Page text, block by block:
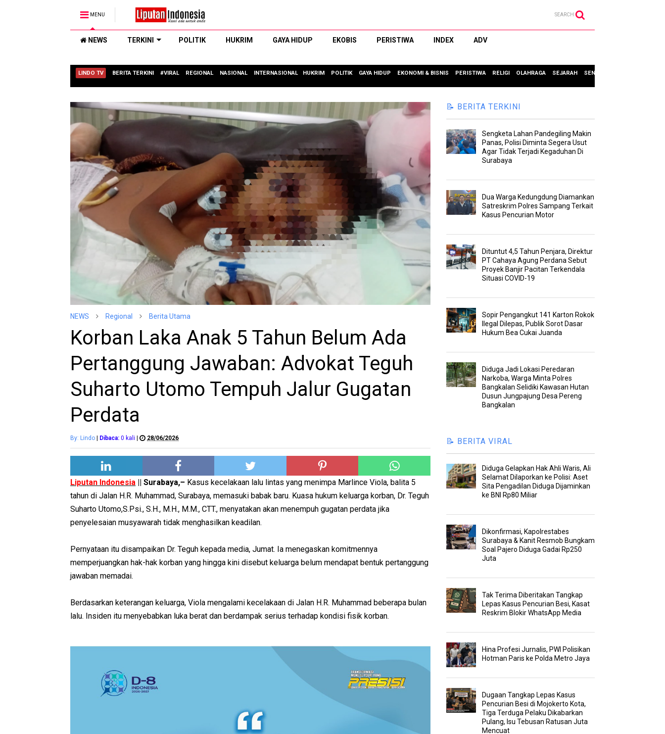
MENU SEARCH
NEWS TERKINI POLITIK HUKRIM GAYA HIDUP EKOBIS PERISTIWA INDEX ADV
LINDO TV BERITA TERKINI #VIRAL REGIONAL NASIONAL INTERNASIONAL HUKRIM POLITIK GAYA HIDUP EKONOMI & BISNIS PERISTIWA RELIGI OLAHRAGA SEJARAH SENI & BUDAYA
NEWS Regional Berita Utama
Korban Laka Anak 5 Tahun Belum Ada
Pertanggung Jawaban: Advokat Teguh
Suharto Utomo Tempuh Jalur Gugatan
Perdata
By: Lindo | Dibaca: 0 kali | 28/06/2026
Liputan Indonesia || Surabaya,– Kasus kecelakaan lalu lintas yang menimpa Marlince Viola, balita 5
tahun di Jalan H.R. Muhammad, Surabaya, memasuki babak baru. Kuasa hukum keluarga korban, Dr. Teguh
Suharto Utomo,S.Psi., S.H., M.H., M.M., CTT., menyatakan akan menempuh gugatan perdata jika
penyelesaian musyawarah tidak menghasilkan keadilan.
Pernyataan itu disampaikan Dr. Teguh kepada media, Jumat. Ia menegaskan komitmennya
memperjuangkan hak-hak korban yang hingga kini disebut keluarga belum mendapat bentuk pertanggung
jawaban memadai.
Berdasarkan keterangan keluarga, Viola mengalami kecelakaan di Jalan H.R. Muhammad beberapa bulan
lalu. Insiden itu menyebabkan luka berat dan berdampak serius terhadap kondisi fisik korban.
📝 BERITA TERKINI
Sengketa Lahan Pandegiling Makin
Panas, Polisi Diminta Segera Usut
Agar Tidak Terjadi Kegaduhan Di
Surabaya
Dua Warga Kedungdung Diamankan
Satreskrim Polres Sampang Terkait
Kasus Pencurian Motor
Dituntut 4,5 Tahun Penjara, Direktur
PT Cahaya Agung Perdana Sebut
Proyek Banjir Pacitan Terkendala
Situasi COVID-19
Sopir Pengangkut 141 Karton Rokok
Ilegal Dilepas, Publik Sorot Dasar
Hukum Bea Cukai Juanda
Diduga Jadi Lokasi Peredaran
Narkoba, Warga Minta Polres
Bangkalan Selidiki Kawasan Hutan
Dusun Jungpajung Desa Pereng
Bangkalan
📝 BERITA VIRAL
Diduga Gelapkan Hak Ahli Waris, Ali
Selamat Dilaporkan ke Polisi: Aset
Sita Pengadilan Diduga Dijaminkan
ke BNI Rp80 Miliar
Dikonfirmasi, Kapolrestabes
Surabaya & Kanit Resmob Bungkam
Soal Pajero Diduga Gadai Rp250
Juta
Tak Terima Diberitakan Tangkap
Lepas Kasus Pencurian Besi, Kasat
Reskrim Blokir WhatsApp Media
Hina Profesi Jurnalis, PWI Polisikan
Hotman Paris ke Polda Metro Jaya
Dugaan Tangkap Lepas Kasus
Pencurian Besi di Mojokerto Kota,
Tiga Terduga Pelaku Dikabarkan
Pulang, Isu Tebusan Ratusan Juta
Mencuat